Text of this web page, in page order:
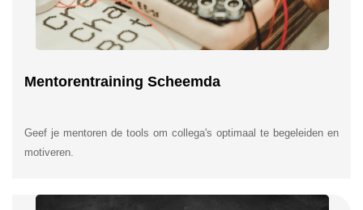
Mentorentraining Scheemda
Geef je mentoren de tools om collega's optimaal te begeleiden en
motiveren.